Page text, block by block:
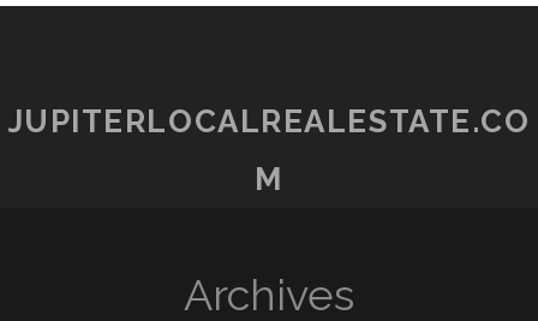
JUPITERLOCALREALESTATE.CO
M
Archives